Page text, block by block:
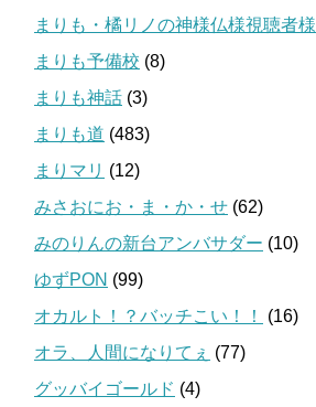
まりも・橘リノの神様仏様視聴者様
まりも予備校 (8)
まりも神話 (3)
まりも道 (483)
まりマリ (12)
みさおにお・ま・か・せ (62)
みのりんの新台アンバサダー (10)
ゆずPON (99)
オカルト！？バッチこい！！
(16)
オラ、人間になりてぇ (77)
グッバイゴールド (4)